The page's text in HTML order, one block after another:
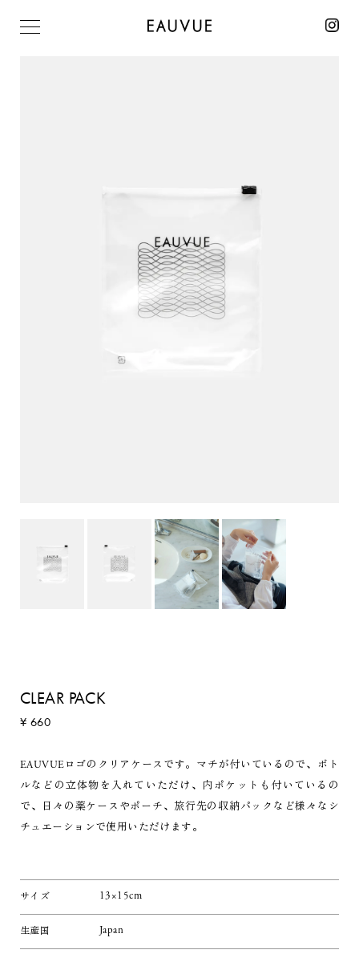
CLEAR PACK
¥ 660
EAUVUEロゴのクリアケースです。マチが付いているので、ボト
ルなどの立体物を入れていただけ、内ポケットも付いているの
で、日々の薬ケースやポーチ、旅行先の収納パックなど様々なシ
チュエーションで使用いただけます。
サイズ 13×15cm
生産国 Japan